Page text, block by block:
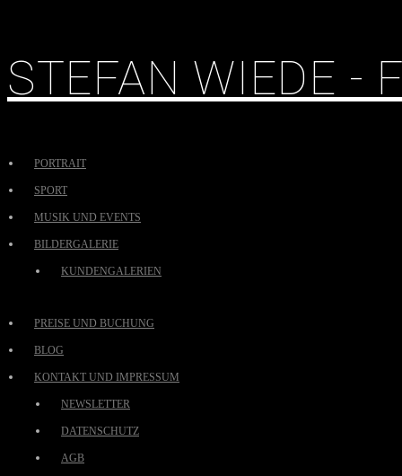
STEFAN WIEDE -
PORTRAIT
SPORT
MUSIK UND EVENTS
BILDERGALERIE
KUNDENGALERIEN
PREISE UND BUCHUNG
BLOG
KONTAKT UND IMPRESSUM
NEWSLETTER
DATENSCHUTZ
AGB